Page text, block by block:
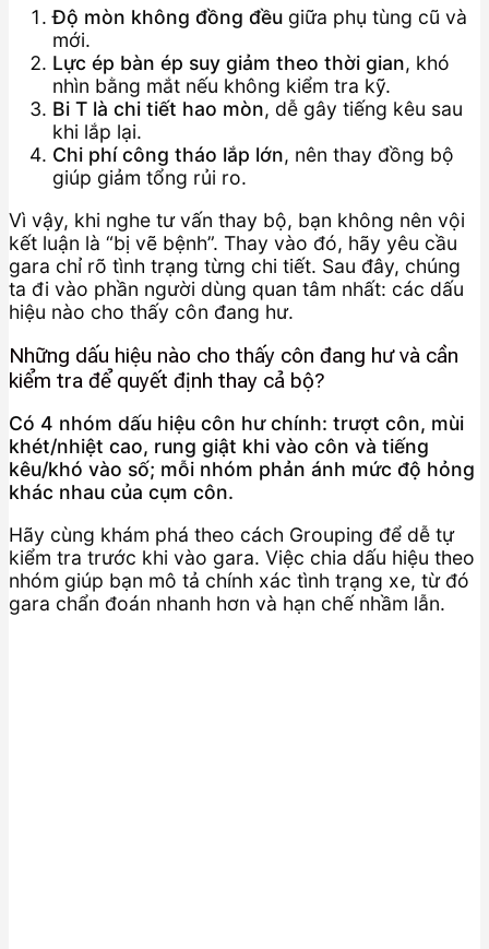
Độ mòn không đồng đều giữa phụ tùng cũ và
mới.
Lực ép bàn ép suy giảm theo thời gian, khó
nhìn bằng mắt nếu không kiểm tra kỹ.
Bi T là chi tiết hao mòn, dễ gây tiếng kêu sau
khi lắp lại.
Chi phí công tháo lắp lớn, nên thay đồng bộ
giúp giảm tổng rủi ro.
Vì vậy, khi nghe tư vấn thay bộ, bạn không nên vội
kết luận là “bị vẽ bệnh”. Thay vào đó, hãy yêu cầu
gara chỉ rõ tình trạng từng chi tiết. Sau đây, chúng
ta đi vào phần người dùng quan tâm nhất: các dấu
hiệu nào cho thấy côn đang hư.
Những dấu hiệu nào cho thấy côn đang hư và cần
kiểm tra để quyết định thay cả bộ?
Có 4 nhóm dấu hiệu côn hư chính: trượt côn, mùi
khét/nhiệt cao, rung giật khi vào côn và tiếng
kêu/khó vào số; mỗi nhóm phản ánh mức độ hỏng
khác nhau của cụm côn.
Hãy cùng khám phá theo cách Grouping để dễ tự
kiểm tra trước khi vào gara. Việc chia dấu hiệu theo
nhóm giúp bạn mô tả chính xác tình trạng xe, từ đó
gara chẩn đoán nhanh hơn và hạn chế nhầm lẫn.